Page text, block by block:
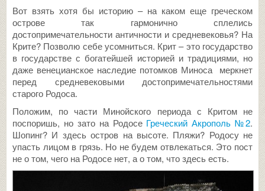
Вот взять хотя бы историю – на каком еще греческом
острове так гармонично сплелись
достопримечательности античности и средневековья? На
Крите? Позволю себе усомниться. Крит – это государство
в государстве с богатейшей историей и традициями, но
даже венецианское наследие потомков Миноса меркнет
перед средневековыми достопримечательностями
старого Родоса.
Положим, по части Минойского периода с Критом не
поспоришь, но зато на Родосе Греческий Акрополь №2.
Шопинг? И здесь остров на высоте. Пляжи? Родосу не
упасть лицом в грязь. Но не будем отвлекаться. Это пост
не о том, чего на Родосе нет, а о том, что здесь есть.